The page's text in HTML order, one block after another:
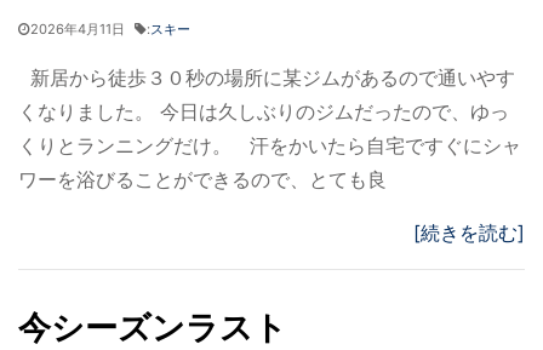
2026年4月11日 :スキー
新居から徒歩３０秒の場所に某ジムがあるので通いやす
くなりました。 今日は久しぶりのジムだったので、ゆっ
くりとランニングだけ。 汗をかいたら自宅ですぐにシャ
ワーを浴びることができるので、とても良
[続きを読む]
今シーズンラスト